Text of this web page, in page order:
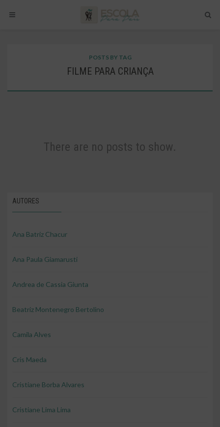
POSTS BY TAG
FILME PARA CRIANÇA
There are no posts to show.
AUTORES
Ana Batriz Chacur
Ana Paula Giamarusti
Andrea de Cassia Giunta
Beatriz Montenegro Bertolino
Camila Alves
Cris Maeda
Cristiane Borba Alvares
Cristiane Lima Lima